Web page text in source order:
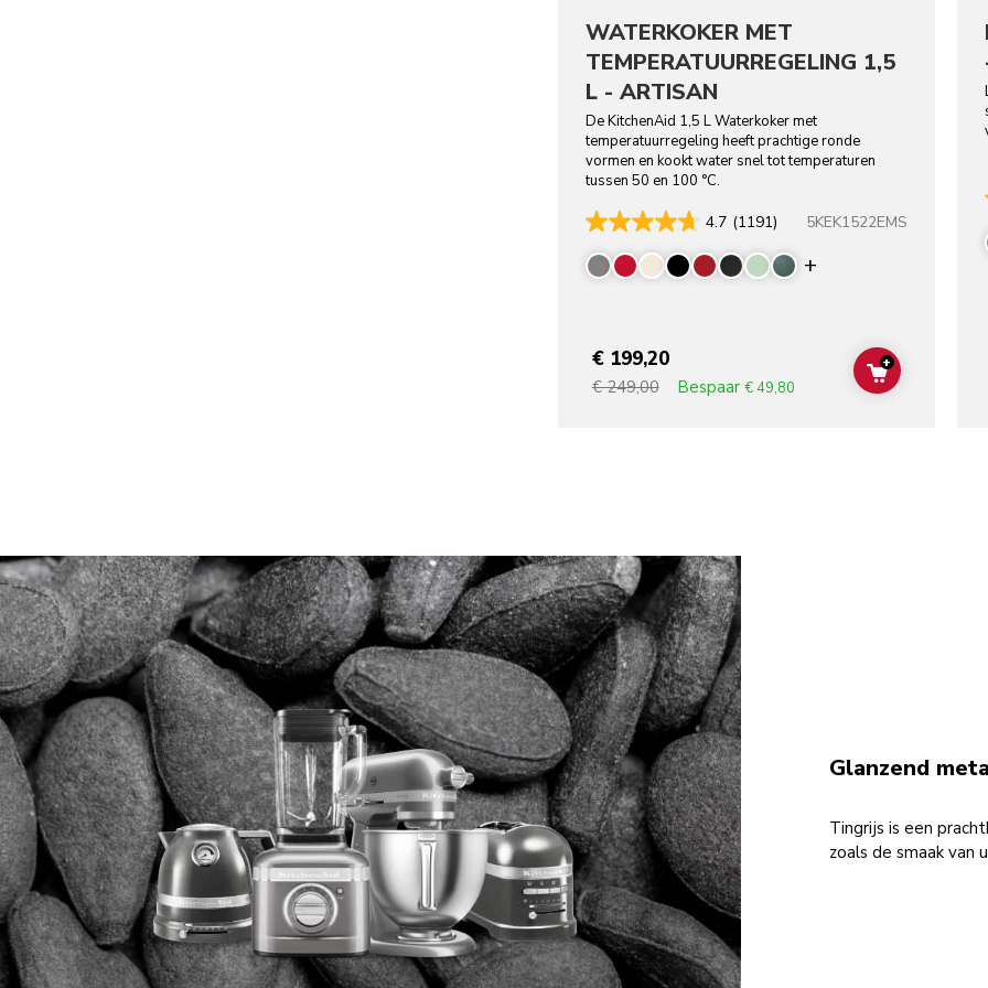
WATERKOKER MET
TEMPERATUURREGELING 1,5
L - ARTISAN
De KitchenAid 1,5 L Waterkoker met
temperatuurregeling heeft prachtige ronde
vormen en kookt water snel tot temperaturen
tussen 50 en 100 °C.
4.7 (1191) 5KEK1522EMS
Display more
€ 199,20
€ 249,00 Bespaar € 49,80 ADD TO
+
Glanzend
Tingrijs is een
zoals de smaak van